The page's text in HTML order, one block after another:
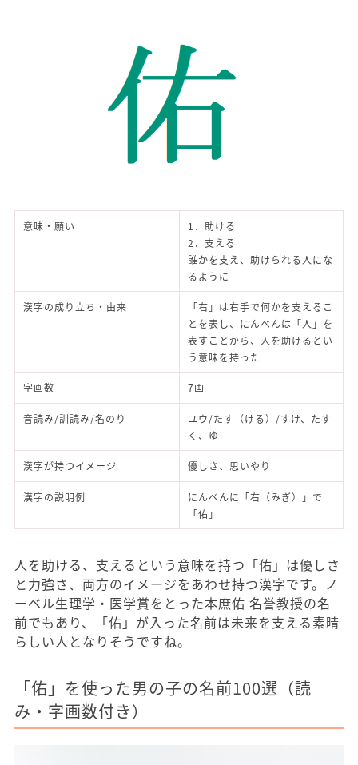
意味・願い
1．助ける
2．支える
誰かを支え、助けられる人にな
るように
漢字の成り立ち・由来
「右」は右手で何かを支えるこ
とを表し、にんべんは「人」を
表すことから、人を助けるとい
う意味を持った
字画数 7画
音読み/訓読み/名のり
ユウ/たす（ける）/すけ、たす
く、ゆ
漢字が持つイメージ 優しさ、思いやり
漢字の説明例
にんべんに「右（みぎ）」で
「佑」
人を助ける、支えるという意味を持つ「佑」は優しさ
と力強さ、両方のイメージをあわせ持つ漢字です。ノ
ーベル生理学・医学賞をとった本庶佑 名誉教授の名
前でもあり、「佑」が入った名前は未来を支える素晴
らしい人となりそうですね。
「佑」を使った男の子の名前100選（読
み・字画数付き）